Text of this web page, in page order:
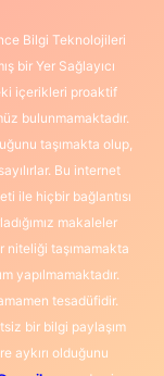
Bilgi Teknolojileri
bir Yer Sağlayıcı
içerikleri proaktif
bulunmamaktadır.
taşımakta olup,
Bu internet
ile hiçbir bağlantısı
makaleler
niteliği taşımamakta
yapılmamaktadır.
tesadüfidir.
bir bilgi paylaşım
aykırı olduğunu